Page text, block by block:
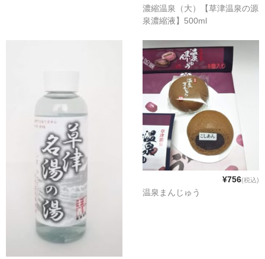
もろみ漬け
その他
その他
文具・雑貨
日用品・雑貨
衣類
濃縮温泉（大）【草津温泉の源
泉濃縮液】500ml
¥756(税込)
温泉まんじゅう